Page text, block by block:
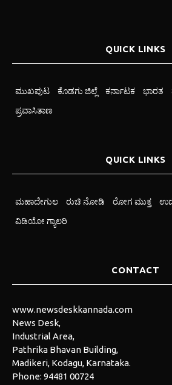
QUICK LINKS
ಮುಖಪುಟ ಕೊಡಗು ಜಿಲ್ಲೆ ಕರ್ನಾಟಕ ಭಾರತ
ಪ್ರವಾಸಿತಾಣ
QUICK LINKS
ಮಹಾದೇಗುಲ ರುಚಿ ನೋಡಿ ರೋಗ ಮುಕ್ತ
ವಿಡಿಯೋ ಗ್ಯಾಲರಿ
CONTACT
www.newsdeskkannada.com
News Desk,
Industrial Area,
Pathrika Bhavan Building,
Madikeri, Kodagu, Karnataka.
Phone: 94481 00724